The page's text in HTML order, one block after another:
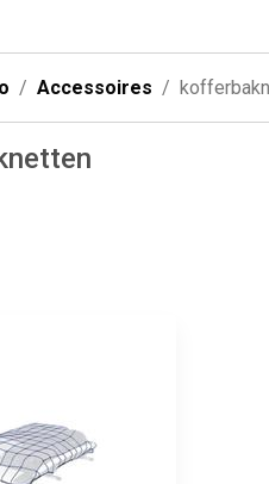
Accessoires